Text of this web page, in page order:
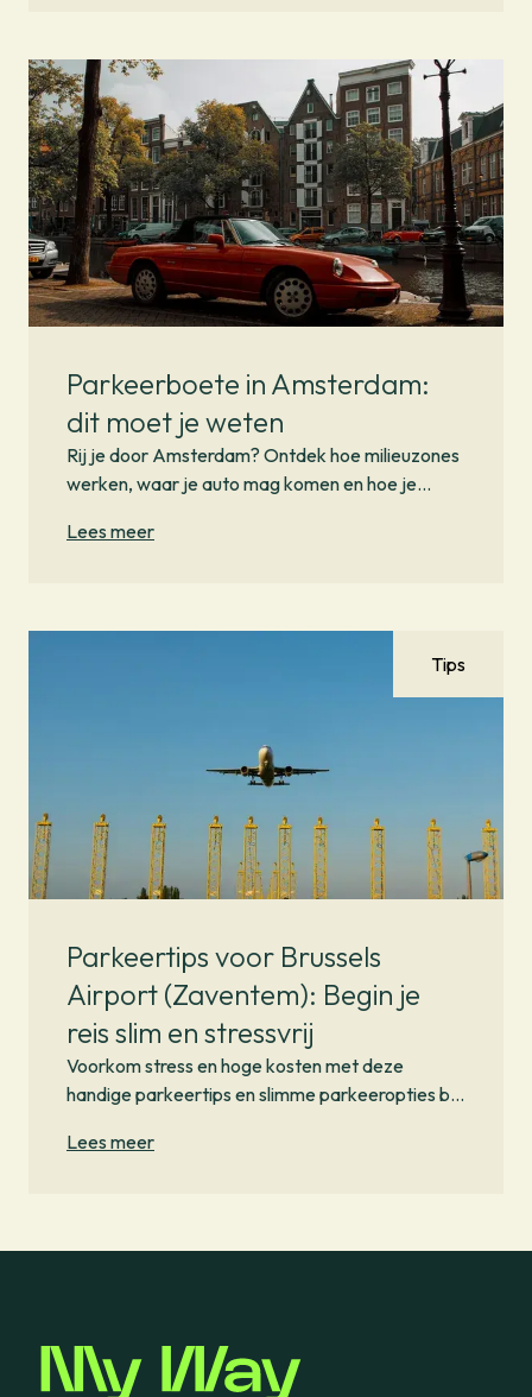
Parkeerboete in Amsterdam:
dit moet je weten
Rij je door Amsterdam? Ontdek hoe milieuzones
werken, waar je auto mag komen en hoe je
vooraf te plannen.
Lees meer
Tips
Parkeertips voor Brussels
Airport (Zaventem): Begin je
reis slim en stressvrij
Voorkom stress en hoge kosten met deze
handige parkeertips en slimme parkeeropties bij
Lees meer